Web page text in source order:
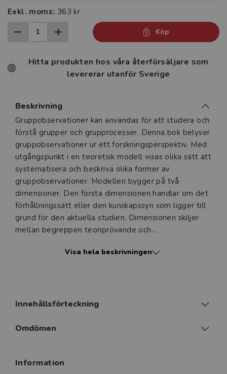
Exkl. moms: 363 kr
Köp
Hitta produkten hos våra återförsäljare som
levererar utanför Sverige
Beskrivning
Beskrivning
Gruppobservationer kan användas för att studera och
förstå grupper och grupprocesser. Denna bok belyser
gruppobservationer ur ett forskningsperspektiv. Med
utgångspunkt i en teoretisk modell visas olika sätt att
systematisera och beskriva olika former av
gruppobservationer. Modellen bygger på två
dimensioner. Den första dimensionen handlar om det
förhållningssätt eller den kunskapssyn som ligger till
grund för den aktuella studien. Dimensionen skiljer
mellan begreppen teoriprövande och
vilken grad av struktur observationen har. För att
gruppobservationer presenteras. Därtill ges praktiska
genomfört. I denna tredje uppdaterade upplaga har
Visa hela beskrivningen
Innehållsförteckning
Omdömen
Information